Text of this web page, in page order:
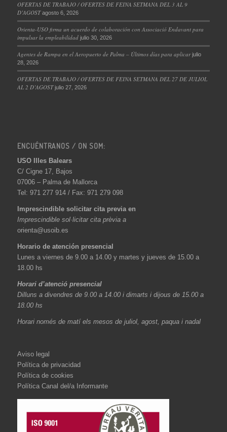
OFERTAS DE TRABAJO / OFERTES DE FEINA SETMANA DEL 3 AL 9
D’AGOST agosto 6, 2026
Orienta-USO firma un acuerdo de colaboración con Associació Endavant para
impulsar la empleabilidad julio 30, 2026
Agentes de Rampa en el Aeropuerto de Palma – Últimos días para aplicar julio
28, 2026
OFERTAS DE TRABAJO / OFERTES DE FEINA SETMANA DEL 27 DE JULIOL
AL 2 D’AGOST julio 27, 2026
ENCUÉNTRANOS / ON SOM:
USO Illes Balears
C/ Cigne 17, Bajos
07006 – Palma de Mallorca
Tel: 971 277 914 / Fax: 971 279 098
Imprescindible solicitar cita previa en
Imprescindible sol·licitar cita prèvia a
orienta@usoib.es
Horario de atención presencial
Lunes a viernes de 9.00 a 14.00 y martes y jueves de 15.00 a
18.00 hs
Horari d’atenció presencial
Dilluns a divendres de 9.00 a 14.00 i dimarts i dijous de 15.00 a
18.00 hs
Horari només de matí els mesos de juliol, agost, paqua i nadal
Aviso legal
Política de privacidad
Política de cookies
Política Canal del/a Informante